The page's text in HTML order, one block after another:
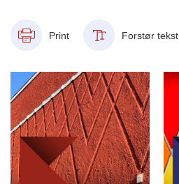
Print Forstør tekst